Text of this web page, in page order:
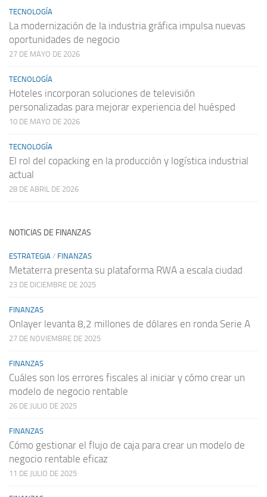
TECNOLOGÍA
La modernización de la industria gráfica impulsa nuevas
oportunidades de negocio
27 DE MAYO DE 2026
TECNOLOGÍA
Hoteles incorporan soluciones de televisión
personalizadas para mejorar experiencia del huésped
10 DE MAYO DE 2026
TECNOLOGÍA
El rol del copacking en la producción y logística industrial
actual
28 DE ABRIL DE 2026
NOTICIAS DE FINANZAS
ESTRATEGIA / FINANZAS
Metaterra presenta su plataforma RWA a escala ciudad
23 DE DICIEMBRE DE 2025
FINANZAS
Onlayer levanta 8,2 millones de dólares en ronda Serie A
27 DE NOVIEMBRE DE 2025
FINANZAS
Cuáles son los errores fiscales al iniciar y cómo crear un
modelo de negocio rentable
26 DE JULIO DE 2025
FINANZAS
Cómo gestionar el flujo de caja para crear un modelo de
negocio rentable eficaz
11 DE JULIO DE 2025